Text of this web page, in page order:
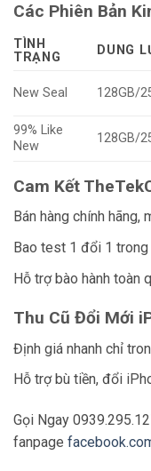
Các Phiên Bản
TÌNH
TRẠNG
DUNG
New Seal 128GB/
99% Like
New
128GB/
Cam Kết
Bán hàng chính hãng,
Bao test 1 đổi 1 trong
Hỗ trợ bào hành toàn
Thu Cũ Đổi Mới
Định giá nhanh chỉ
Hỗ trợ bù tiền, đổi
Gọi Ngay
fanpage